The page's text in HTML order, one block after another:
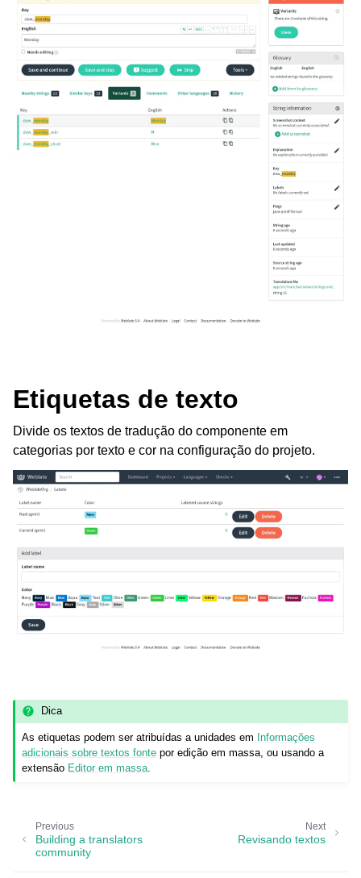
Etiquetas de texto
Divide os textos de tradução do componente em
categorias por texto e cor na configuração do projeto.
Dica
As etiquetas podem ser atribuídas a unidades em Informações
adicionais sobre textos fonte por edição em massa, ou usando a
extensão Editor em massa
Next
Revisando textos
Previous
Building a translators
community